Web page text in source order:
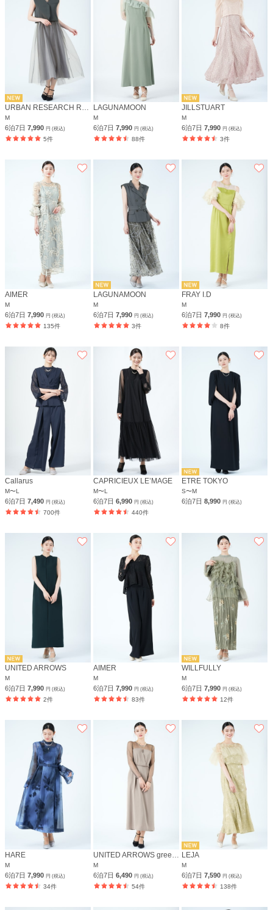
M
6泊7日 7,990 円 (税込)
5件
LAGUNAMOON
M
6泊7日7,990円 (税込)
88件
JILLSTUART
M
6泊7日7,990円 (税込)
3件
AIMER
M
6泊7日 7,990 円 (税込)
135件
LAGUNAMOON
M
6泊7日7,990円 (税込)
3件
FRAY I.D
M
6泊7日7,990円 (税込)
8件
Callarus
M〜L
6泊7日 7,490 円 (税込)
700件
CAPRICIEUX LE’MAGE
M〜L
6泊7日6,990円 (税込)
440件
ETRE TOKYO
S〜M
6泊7日8,990円 (税込)
UNITED ARROWS
M
6泊7日 7,990 円 (税込)
2件
AIMER
M
6泊7日7,990円 (税込)
83件
WILLFULLY
M
6泊7日7,990円 (税込)
12件
HARE
M
6泊7日 7,990 円 (税込)
34件
M
6泊7日6,490円 (税込)
54件
LEJA
M
6泊7日7,590円 (税込)
138件